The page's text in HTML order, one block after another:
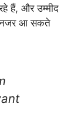
हैं, और उम्मीद
नजर आ सकते